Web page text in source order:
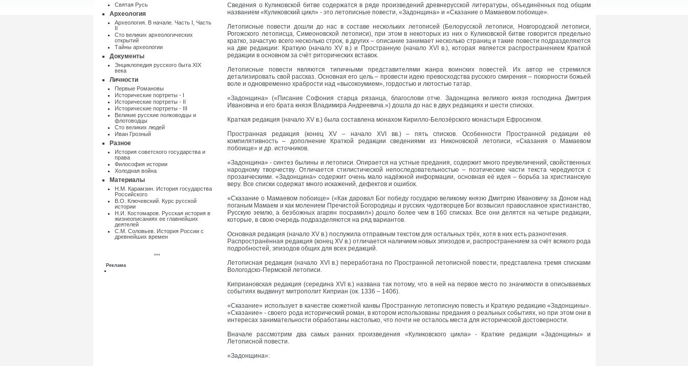
Святая Русь
Археология
Археология. В начале. Часть I Часть
II
Сто великих археологических
открытий
Тайны археологии
Документы
Энциклопедия русского быта XIX
века
Личности
Первые Романовы
Исторические портреты - I
Исторические портреты - II
Исторические портреты - III
Великие русские полководцы и
флотоводцы
Сто великих людей
Иван Грозный
Разное
Истоpия советского государства и
пpава
Философия истории
Холодная война
Материалы
Н.М. Карамзин. История государства
Российского
В.О. Ключевский. Курс русской
истории
Н.И. Костомаров. Русская история в
жизнеописаниях ее главнейших
деятелей
С.М. Соловьев. История России с
древнейших времен
***
Реклама
Сведения о Куликовской битве содержатся в ряде произведений древнерусской литературы, объединённых под общим
названием «Куликовский цикл» - это летописные повести, «Задонщина» и «Сказание о Мамаевом побоище».
Летописные повести дошли до нас в составе нескольких летописей (Белорусской летописи, Новгородской летописи,
Рогожского летописца, Симеоновской летописи), при этом в некоторых из них о Куликовской битве говорится предельно
кратко, зачастую всего несколько строк, в других – описание занимает несколько страниц и такие повести подразделяются
на две редакции: Краткую (начало XV в.) и Пространную (начало XVI в.), которая является распространением Краткой
редакции в основном за счёт риторических вставок.
Летописные повести являются типичными представителями жанра воинских повестей. Их автор не стремился
детализировать свой рассказ. Основная его цель – провести идею превосходства русского смирения – покорности божьей
воле и одновременно храбрости над «высокоумием», гордостью и лютостью татар.
«Задонщина» («Писание Софония старца рязанца, благослови отче. Задонщина великого князя господина Дмитрия
Ивановича и его брата князя Владимира Андреевича.») дошла до нас в двух редакциях и шести списках.
Краткая редакция (начало XV в.) была составлена монахом Кирилло-Белозёрского монастыря Ефросином.
Пространная редакция (конец XV – начало XVI вв.) – пять списков. Особенности Пространной редакции её
компилятивность – дополнение Краткой редакции сведениями из Никоновской летописи, «Сказания о Мамаевом
побоище» и др. источников.
«Задонщина» - синтез былины и летописи. Опирается на устные предания, содержит много преувеличений, свойственных
народному творчеству. Отличается стилистической непоследовательностью – поэтические части текста чередуются с
прозаическими. «Задонщина» содержит очень мало надёжной информации, основная её идея – борьба за христианскую
веру. Все списки содержат много искажений, дефектов и ошибок.
«Сказание о Мамаевом побоище» («Как даровал Бог победу государю великому князю Дмитрию Ивановичу за Доном над
поганым Мамаем и как молением Пречистой Богородицы и русских чудотворцев Бог возвысил православное христианство,
Русскую землю, а безбожных агарян посрамил») дошло более чем в 160 списках. Все они делятся на четыре редакции,
которые, в свою очередь подразделяются на ряд вариантов.
Основная редакция (начало XV в.) послужила отправным текстом для остальных трёх, хотя в них есть разночтения.
Распространённая редакция (конец XV в.) отличается наличием новых эпизодов и, распространением за счёт всякого рода
подробностей, эпизодов общих для всех редакций.
Летописная редакция (начало XVI в.) переработана по Пространной летописной повести, представлена тремя списками
Вологодско-Пермской летописи.
Киприановская редакция (середина XVI в.) названа так потому, что в ней на первое место по значимости в описываемых
событиях выдвинут митрополит Киприан (ок. 1336 – 1406).
«Сказание» использует в качестве сюжетной канвы Пространную летописную повесть и Краткую редакцию «Задонщины».
«Сказание» - своего рода исторический роман, в котором использованы предания о реальных событиях, но при этом они в
интересах занимательности обработаны настолько, что почти не осталось места для исторической достоверности.
Вначале рассмотрим два самых ранних произведения «Куликовского цикла» - Краткие редакции «Задонщины» и
Летописной повести.
«Задонщина»: